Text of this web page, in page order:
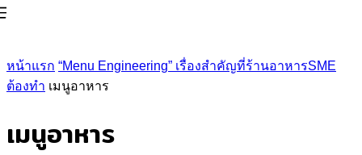
หน้าแรก “Menu Engineering” เรื่องสำคัญที่ร้านอาหารSME
ต้องทำ เมนูอาหาร
เมนูอาหาร